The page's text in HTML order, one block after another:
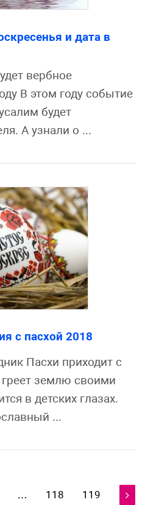
и дата в
вербное
В этом году событие
будет
А узнали о ...
с пасхой 2018
Пасхи приходит с
землю своими
в детских глазах.
...
… 118 119 